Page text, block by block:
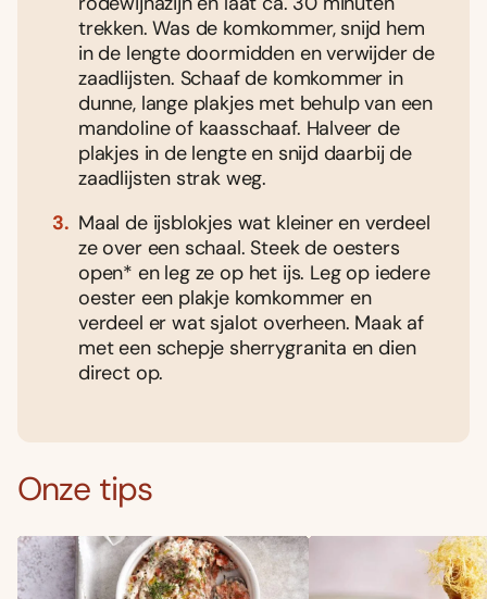
Foodies 08/2026
Tropische smaakexplosies
Abonneren
Bestellen
trekken. Was de komkommer, snijd hem
in de lengte doormidden en verwijder de
zaadlijsten. Schaaf de komkommer in
dunne, lange plakjes met behulp van een
mandoline of kaasschaaf. Halveer de
plakjes in de lengte en snijd daarbij de
zaadlijsten strak weg.
Maal de ijsblokjes wat kleiner en verdeel
ze over een schaal. Steek de oesters
open* en leg ze op het ijs. Leg op iedere
oester een plakje komkommer en
verdeel er wat sjalot overheen. Maak af
met een schepje sherrygranita en dien
direct op.
Onze tips